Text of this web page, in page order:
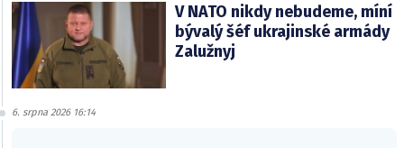
V NATO nikdy nebudeme, míní
bývalý šéf ukrajinské armády
Zalužnyj
6. srpna 2026 16:14